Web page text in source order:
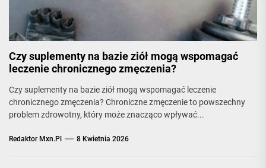
Czy suplementy na bazie ziół mogą wspomagać
leczenie chronicznego zmęczenia?
Czy suplementy na bazie ziół mogą wspomagać leczenie
chronicznego zmęczenia? Chroniczne zmęczenie to powszechny
problem zdrowotny, który może znacząco wpływać...
Redaktor Mxn.pl 8 Kwietnia 2026